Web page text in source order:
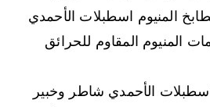
المنيوم اسطبلات الأحمدي
المنيوم المقاوم للحرائق
الأحمدي شاطر وخبير